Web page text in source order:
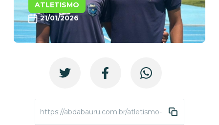
ATLETISMO
21/01/2026
https://abdabauru.com.br/atletismo-